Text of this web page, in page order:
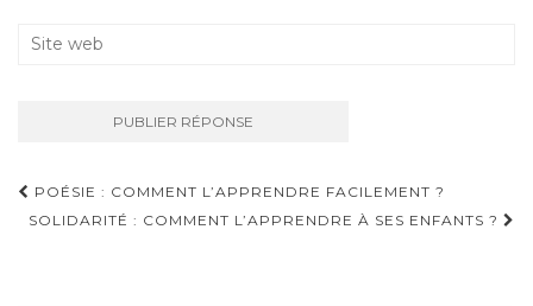
Navigation
d'article
POÉSIE : COMMENT L’APPRENDRE FACILEMENT ?
SOLIDARITÉ : COMMENT L’APPRENDRE À SES ENFANTS ?